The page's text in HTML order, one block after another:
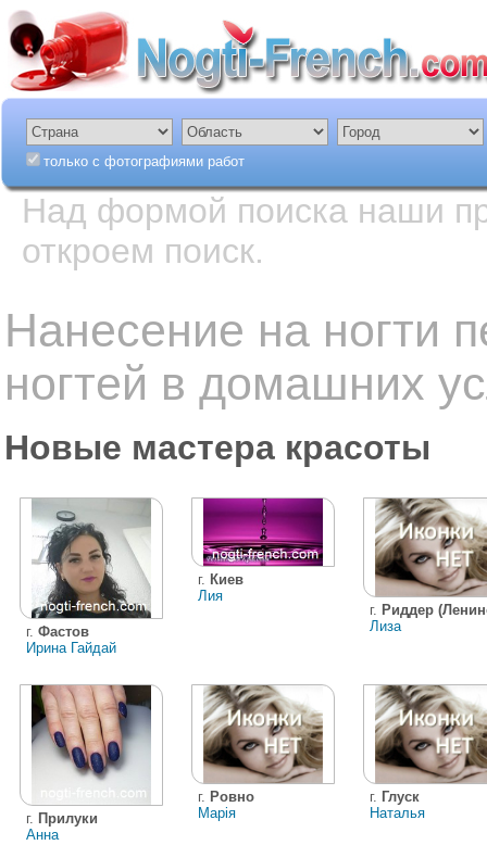
только с фотографиями работ
Над формой поиска наши
откроем поиск.
Нанесение на ногти
ногтей в домашних
Новые мастера красоты
г. Фастов
Ирина Гайдай
г. Киев
Лия
г. Риддер
Лиза
г. Прилуки
Анна
г. Ровно
Марія
г. Глуск
Наталья